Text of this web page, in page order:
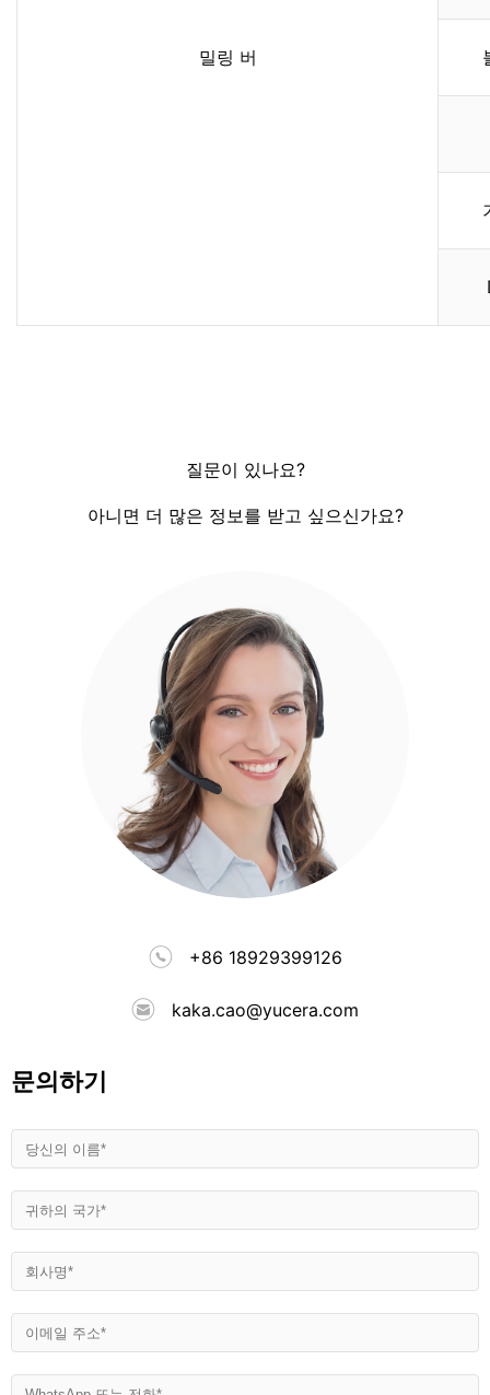
밀링 버
질문이 있나요?
아니면 더 많은 정보를 받고 싶으신가요?
+86 18929399126
kaka.cao@yucera.com
문의하기